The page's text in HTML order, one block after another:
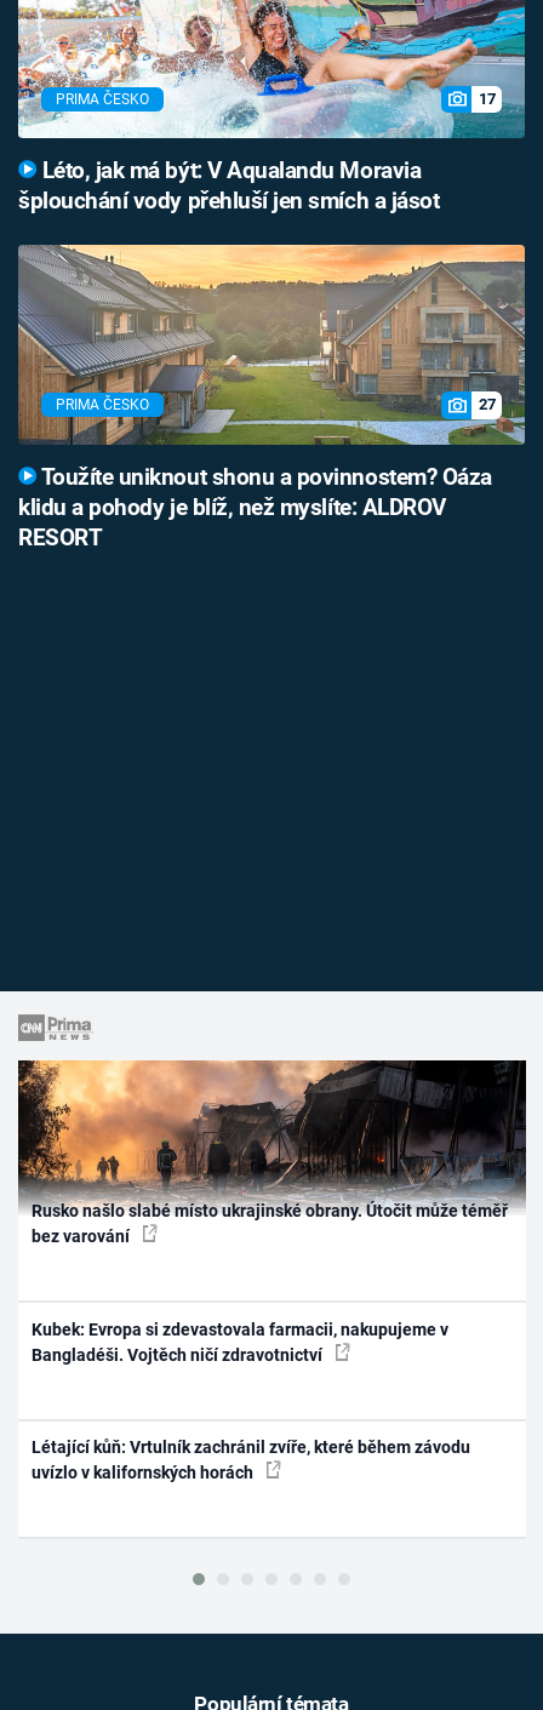
PRIMA ČESKO 17
Léto, jak má být: V Aqualandu Moravia
šplouchání vody přehluší jen smích a jásot
PRIMA ČESKO 27
Toužíte uniknout shonu a povinnostem? Oáza
klidu a pohody je blíž, než myslíte: ALDROV
RESORT
Rusko našlo slabé místo ukrajinské obrany. Útočit může téměř
bez varování
Kubek: Evropa si zdevastovala farmacii, nakupujeme v
Bangladéši. Vojtěch ničí zdravotnictví
Létající kůň: Vrtulník zachránil zvíře, které během závodu
uvízlo v kalifornských horách
Populární témata